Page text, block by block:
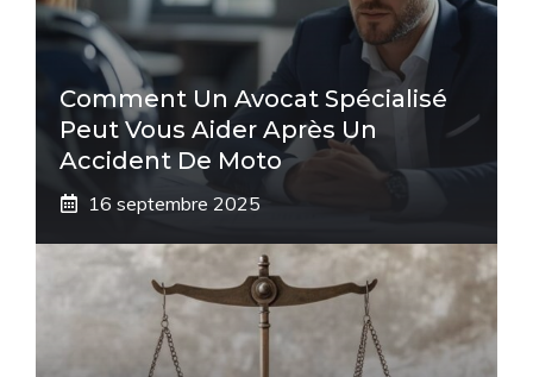
Comment Un Avocat Spécialisé
Peut Vous Aider Après Un
Accident De Moto
16 septembre 2025